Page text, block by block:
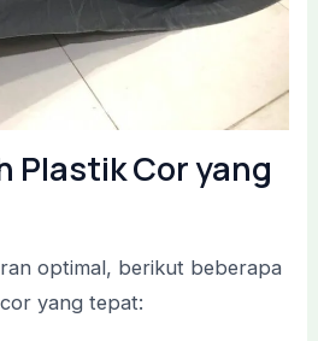
Plastik Cor yang
optimal, berikut beberapa
yang tepat: